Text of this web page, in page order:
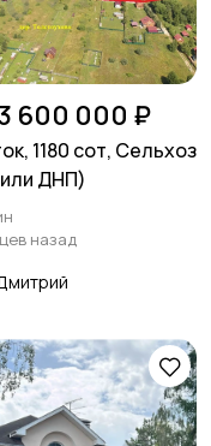
600 000 ₽
1180 сот, Сельхоз
ДНП)
назад